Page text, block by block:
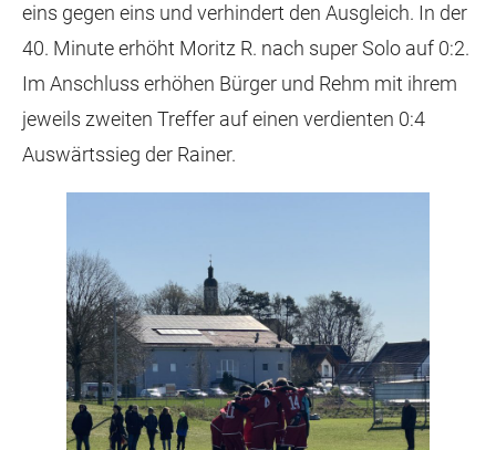
eins gegen eins und verhindert den Ausgleich. In der
40. Minute erhöht Moritz R. nach super Solo auf 0:2.
Im Anschluss erhöhen Bürger und Rehm mit ihrem
jeweils zweiten Treffer auf einen verdienten 0:4
Auswärtssieg der Rainer.